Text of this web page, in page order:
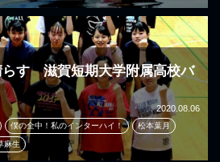
らす 滋賀短期大学附属高校バ
2020.08.06
僕の全中！私のインターハイ！ 松本葉月
麻生